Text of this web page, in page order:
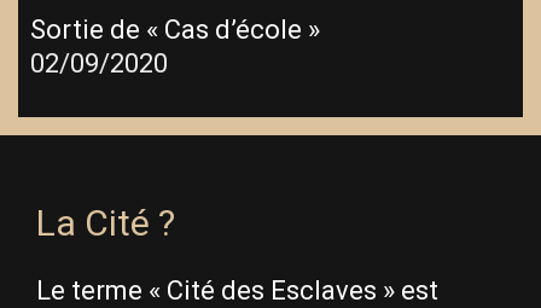
Sortie de « Cas d’école »
02/09/2020
La Cité ?
Le terme « Cité des Esclaves » est